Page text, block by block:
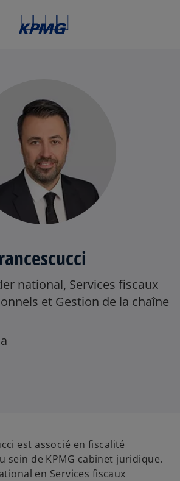
national, Services fiscaux
et Gestion de la chaîne
est associé en fiscalité
sein de KPMG cabinet juridique.
en Services fiscaux